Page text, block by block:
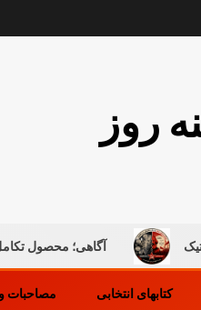
روز
آگاهی؛ محصول تکامل ماده
کتابهای انتخابی مصاحبات و